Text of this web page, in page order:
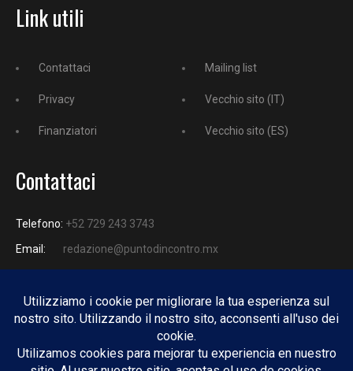
Link utili
Contattaci
Privacy
Finanziatori
Mailing list
Vecchio sito (IT)
Vecchio sito (ES)
Contattaci
Telefono: +52 729 243 3743
Email:
redazione@puntodincontro.mx
PUNTODINCONTRO